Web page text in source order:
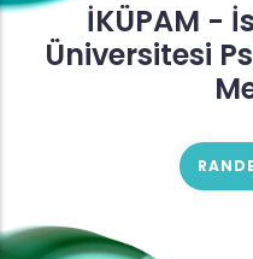
İKÜPAM -
Üniversitesi